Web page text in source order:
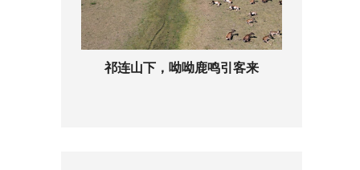
祁连山下，呦呦鹿鸣引客来